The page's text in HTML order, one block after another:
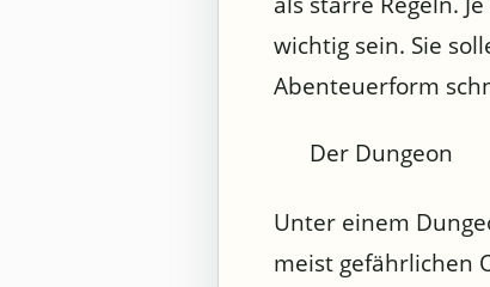
wichtig sein. Sie
Abenteuerform
Der Dungeon
Unter einem
meist gefährlichen